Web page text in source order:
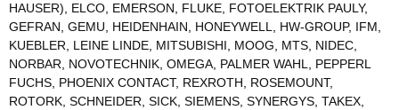
HAUSER), ELCO, EMERSON, FLUKE, FOTOELEKTRIK PAULY,
GEFRAN, GEMU, HEIDENHAIN, HONEYWELL, HW-GROUP, IFM,
KUEBLER, LEINE LINDE, MITSUBISHI, MOOG, MTS, NIDEC,
NORBAR, NOVOTECHNIK, OMEGA, PALMER WAHL, PEPPERL
FUCHS, PHOENIX CONTACT, REXROTH, ROSEMOUNT,
ROTORK, SCHNEIDER, SICK, SIEMENS, SYNERGYS, TAKEX,